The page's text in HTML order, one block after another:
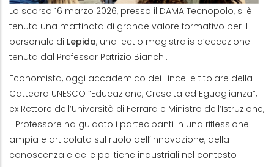
Lo scorso 16 marzo 2026, presso il DAMA Tecnopolo, si è
tenuta una mattinata di grande valore formativo per il
personale di Lepida, una lectio magistralis d’eccezione
tenuta dal Professor Patrizio Bianchi.
Economista, oggi accademico dei Lincei e titolare della
Cattedra UNESCO “Educazione, Crescita ed Eguaglianza”,
ex Rettore dell’Università di Ferrara e Ministro dell’Istruzione,
il Professore ha guidato i partecipanti in una riflessione
ampia e articolata sul ruolo dell’innovazione, della
conoscenza e delle politiche industriali nel contesto